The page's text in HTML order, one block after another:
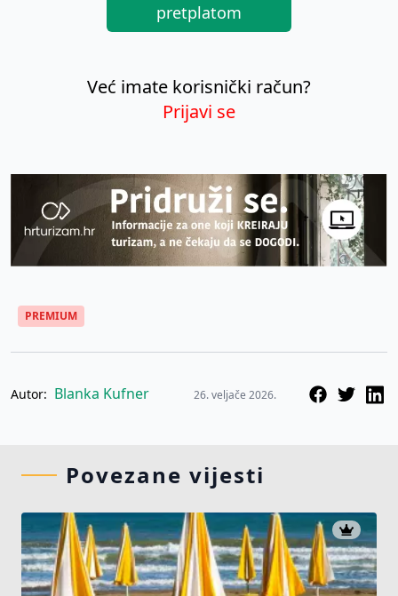
pretplatom
Već imate korisnički račun?
Prijavi se
PREMIUM
Autor: Blanka Kufner 26. veljače 2026.
Povezane vijesti